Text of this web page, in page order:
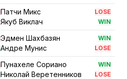
Патчи Микс LOSE
Якуб Виклач WIN
Эдмен Шахбазян WIN
Андре Мунис LOSE
Пунахеле Сориано WIN
Николай Веретенников LOSE